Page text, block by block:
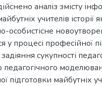
аналіз змісту
учителів історії
особистісне
у процесі професійної
задіяння сукупності
педагогічного
підготовки майбутніх